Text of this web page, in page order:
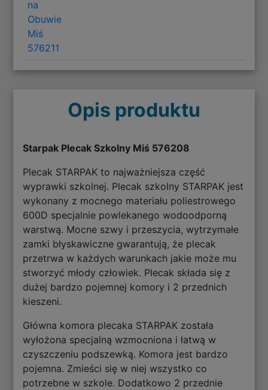
na
Obuwie
Miś
576211
Opis produktu
Starpak Plecak Szkolny Miś 576208
Plecak STARPAK to najważniejsza część
wyprawki szkolnej. Plecak szkolny STARPAK jest
wykonany z mocnego materiału poliestrowego
600D specjalnie powlekanego wodoodporną
warstwą. Mocne szwy i przeszycia, wytrzymałe
zamki błyskawiczne gwarantują, że plecak
przetrwa w każdych warunkach jakie może mu
stworzyć młody człowiek. Plecak składa się z
dużej bardzo pojemnej komory i 2 przednich
kieszeni.
Główna komora plecaka STARPAK została
wyłożona specjalną wzmocniona i łatwą w
czyszczeniu podszewką. Komora jest bardzo
pojemna. Zmieści się w niej wszystko co
potrzebne w szkole. Dodatkowo 2 przednie